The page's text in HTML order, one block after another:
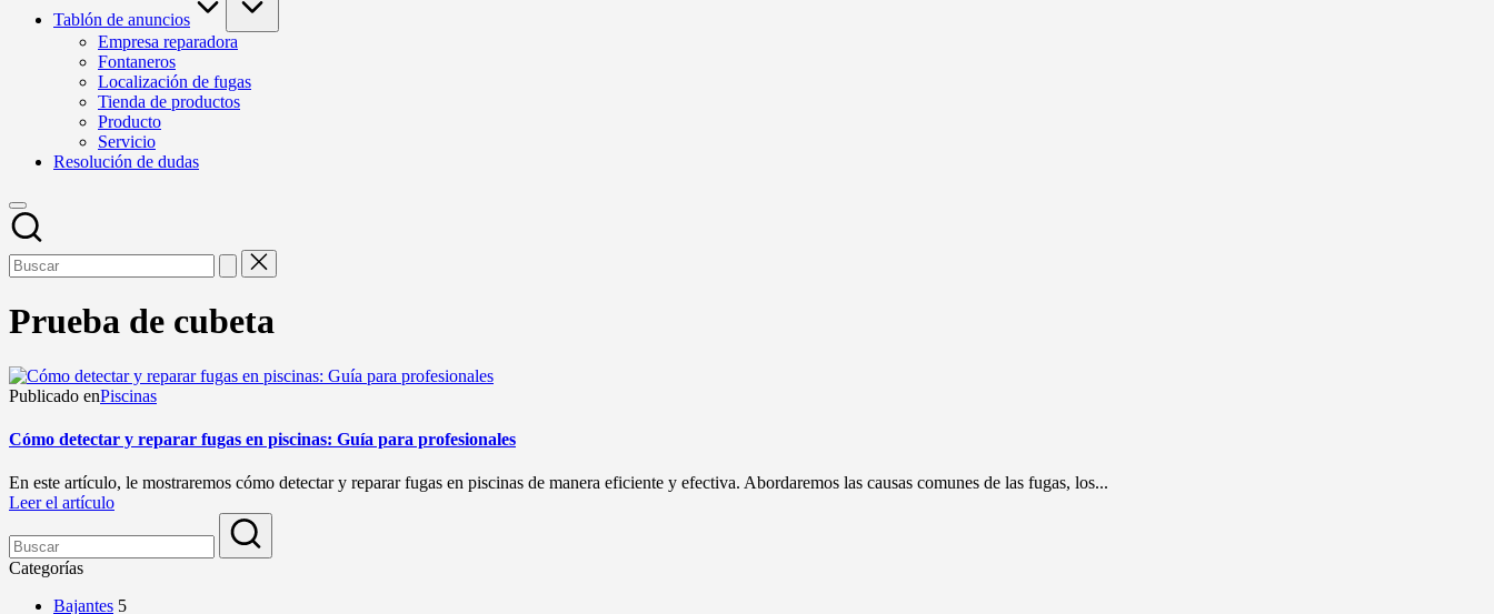
Tablón de anuncios
Empresa reparadora
Fontaneros
Localización de fugas
Tienda de productos
Producto
Servicio
Resolución de dudas
Prueba de cubeta
Publicado enPiscinas
Cómo detectar y reparar fugas en piscinas: Guía para profesionales
En este artículo, le mostraremos cómo detectar y reparar fugas en piscinas de manera eficiente y efectiva. Abordaremos las causas comunes de las fugas, los...
Leer el artículo
Categorías
Bajantes 5